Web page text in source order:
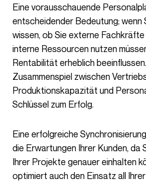
Eine vorausschauende Personalplanung ist von
entscheidender Bedeutung; wenn
wissen, ob Sie externe
interne Ressourcen nutzen
Rentabilität erheblich
Zusammenspiel zwischen
Produktionskapazität und
Schlüssel zum Erfolg.
Eine erfolgreiche Synchronisierung erfüllt nicht nur
die Erwartungen Ihrer Kunden, da
Ihrer Projekte genauer einhalten
optimiert auch den Einsatz all